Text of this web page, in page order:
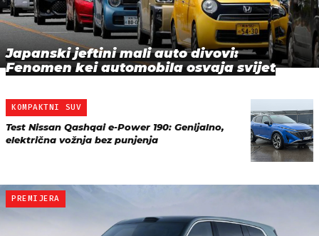
Japanski jeftini mali auto divovi:
Fenomen kei automobila osvaja svijet
KOMPAKTNI SUV
Test Nissan Qashqai e-Power 190: Genijalno,
električna vožnja bez punjenja
PREMIJERA